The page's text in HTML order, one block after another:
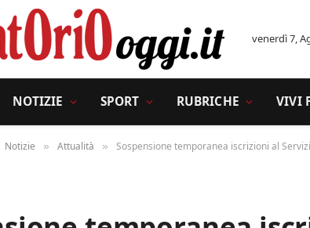
venerdì 7,
NOTIZIE SPORT RUBRICHE VIVI
Notizie » Attualità » Sospensione temporanea iscrizioni al